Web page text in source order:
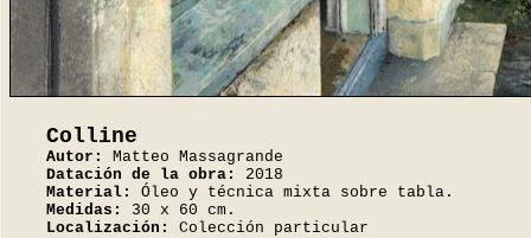
Colline
Autor:
Matteo Massagrande
Datación de la obra:
2018
Material:
Óleo y técnica mixta sobre tabla.
Medidas:
30 x 60 cm.
Localización:
Colección particular